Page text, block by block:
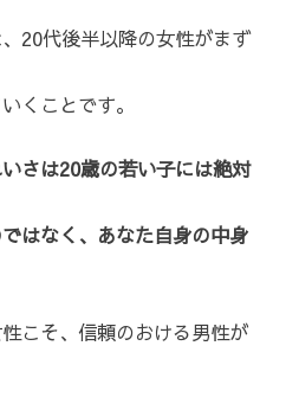
20代後半以降の女性がまず
くことです。
さは20歳の若い子には絶対
はなく、あなた自身の中身
こそ、信頼のおける男性が